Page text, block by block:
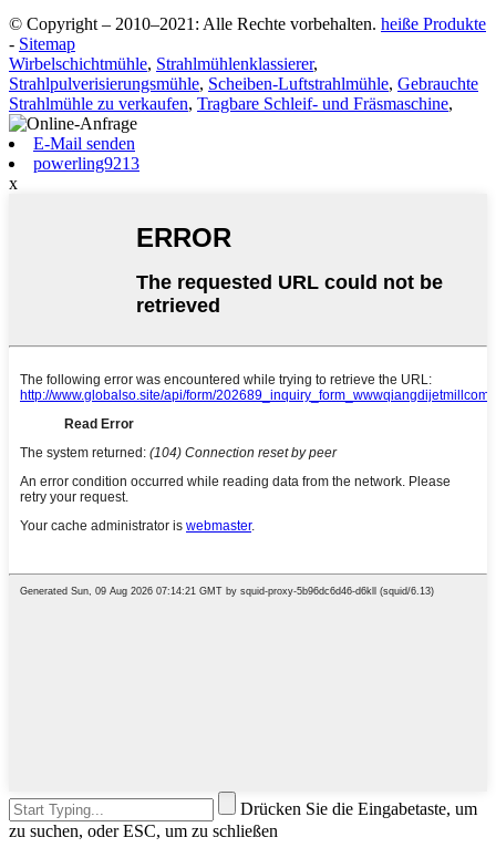
© Copyright – 2010–2021: Alle Rechte vorbehalten. heiße Produkte
- Sitemap
Wirbelschichtmühle, Strahlmühlenklassierer,
Strahlpulverisierungsmühle, Scheiben-Luftstrahlmühle, Gebrauchte
Strahlmühle zu verkaufen, Tragbare Schleif- und Fräsmaschine,
E-Mail senden
powerling9213
x
Drücken Sie die Eingabetaste, um
zu suchen, oder ESC, um zu schließen